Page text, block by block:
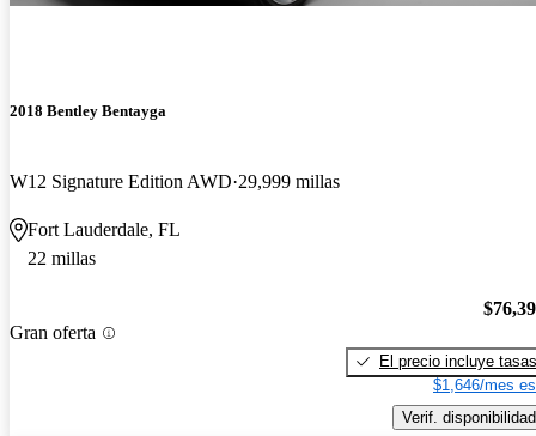
2018 Bentley Bentayga
W12 Signature Edition AWD 29,999 millas
Fort Lauderdale, FL
22 millas
Gran oferta
El precio incluye tasas
$1,646/mes
Verif. disponibilidad